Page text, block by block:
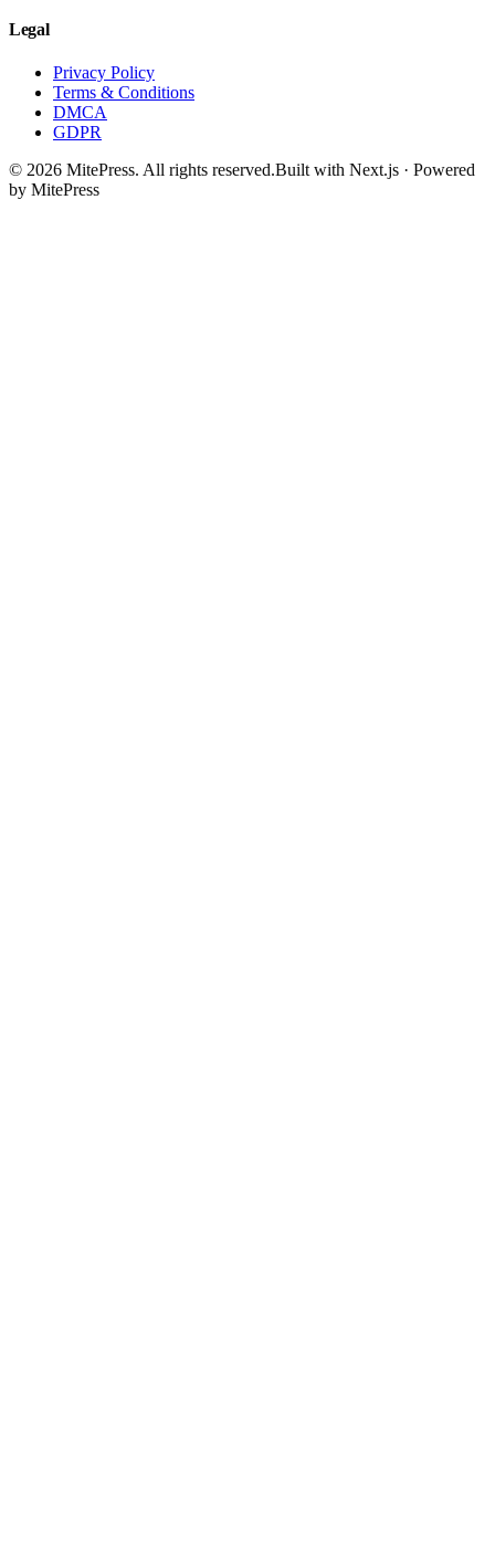
Legal
Privacy Policy
Terms & Conditions
DMCA
GDPR
© 2026 MitePress. All rights reserved.Built with Next.js · Powered
by MitePress